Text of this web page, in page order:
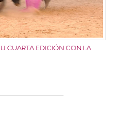
CUARTA EDICIÓN CON LA